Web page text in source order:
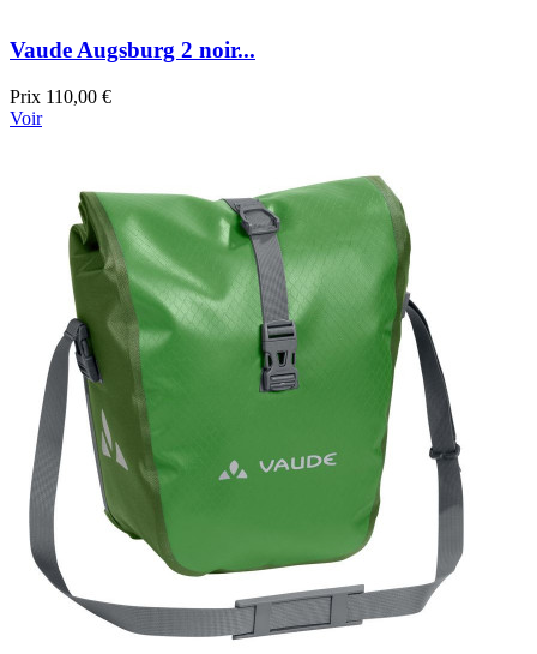
Vaude Augsburg 2 noir...
Prix 110,00 €
Voir